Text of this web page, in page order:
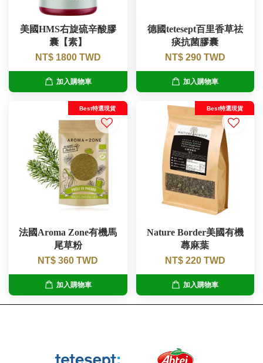
美國HMS右旋硫辛酸膠
囊【素】
NT$ 1800 TWD
加入購物車
德國tetesept百里香草祛
痰抗菌膠囊
NT$ 290 TWD
加入購物車
Best特選現貨
法國Aroma Zone有機馬
尾草粉
NT$ 360 TWD
加入購物車
Best特選現貨
Nature Border美國有機
蕁麻葉
NT$ 220 TWD
加入購物車